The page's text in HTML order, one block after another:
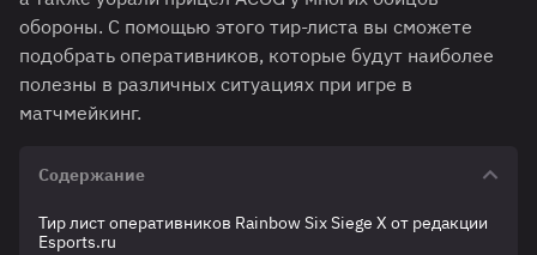
обороны. С помощью этого тир-листа вы сможете
подобрать оперативников, которые будут наиболее
полезны в различных ситуациях при игре в
матчмейкинг.
Содержание
Тир лист оперативников Rainbow Six Siege X от редакции
Esports.ru